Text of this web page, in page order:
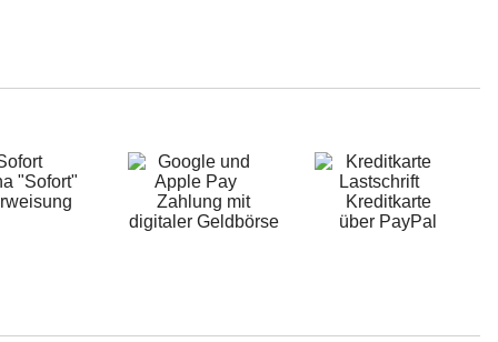
"Sofort"
Zahlung mit
digitaler Geldbörse
Kreditkarte
über PayPal